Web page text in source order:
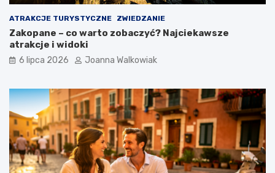
ATRAKCJE TURYSTYCZNE ZWIEDZANIE
Zakopane – co warto zobaczyć? Najciekawsze
atrakcje i widoki
6 lipca 2026 Joanna Walkowiak